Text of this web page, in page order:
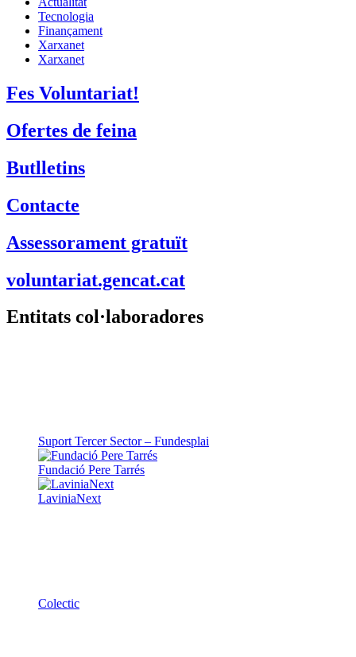
Tecnologia
Finançament
Xarxanet
Xarxanet
Fes Voluntariat!
Ofertes de feina
Butlletins
Contacte
Assessorament gratuït
voluntariat.gencat.cat
Entitats col·laboradores
Suport Tercer Sector – Fundesplai
Fundació Pere Tarrés
LaviniaNext
Colectic